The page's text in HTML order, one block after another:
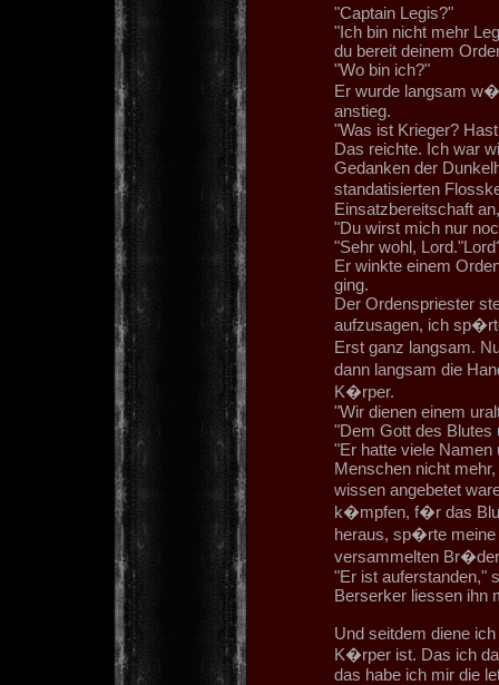
"Captain Legis?"
"Ich bin nicht mehr
du bereit deinem
"Wo bin ich?"
Er wurde langsam
anstieg.
"Was ist Krieger?
Das reichte. Ich war
Gedanken der
standatisierten
Einsatzbereitschaft
"Du wirst mich nur
"Sehr wohl,
Er winkte einem
ging.
Der Ordenspriester
aufzusagen, ich
Erst ganz langsam.
dann langsam die
K�rper.
"Wir dienen einem
"Dem Gott des Blutes
"Er hatte viele Namen
Menschen nicht
wissen angebetet
k�mpfen, f�r das
heraus, sp�rte
versammelten
"Er ist auferstanden,"
Berserker liessen ihn
Und seitdem diene
K�rper ist. Das ich
das habe ich mir die